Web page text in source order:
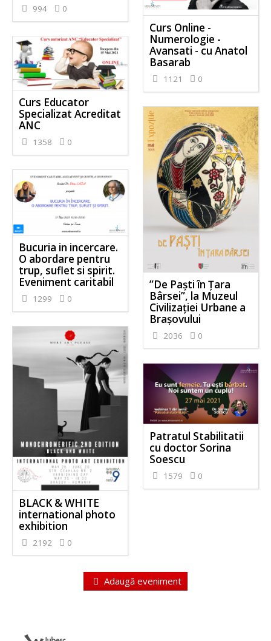
994 0
Curs Online -
Numerologie -
Avansati - cu Anatol
Basarab
1121 0
Curs Educator
Specializat Acreditat
ANC
1358 0
”De Paști în Țara
Bârsei”, la Muzeul
Civilizației Urbane a
Brașovului
2036 0
Bucuria in incercare.
O abordare pentru
trup, suflet si spirit.
Eveniment caritabil
1299 0
BLACK & WHITE
international photo
exhibition
2192 0
Patratul Stabilitatii
cu doctor Sorina
Soescu
1579 0
Adaugă eveniment